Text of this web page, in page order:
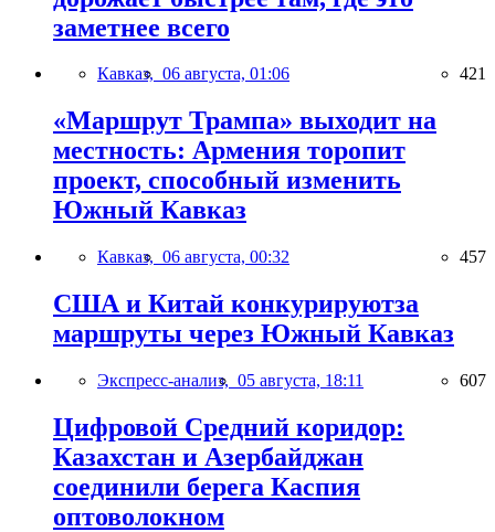
заметнее всего
Кавказ, 06 августа, 01:06 421
«Маршрут Трампа» выходит на
местность: Армения торопит
проект, способный изменить
Южный Кавказ
Кавказ, 06 августа, 00:32 457
США и Китай конкурируютза
маршруты через Южный Кавказ
Экспресс-анализ, 05 августа, 18:11 607
Цифровой Средний коридор:
Казахстан и Азербайджан
соединили берега Каспия
оптоволокном